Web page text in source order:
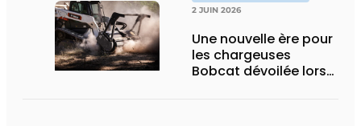
2 JUIN 2026
Une nouvelle ère pour
les chargeuses
Bobcat dévoilée lors